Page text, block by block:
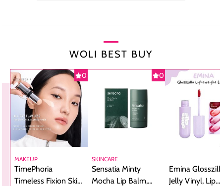
WOLI BEST BUY
0
MAKEUP
TimePhoria
Timeless Fixion Skin
0
SKINCARE
Sensatia Minty
Mocha Lip Balm,
Emina
Jelly Vinyl, Lip